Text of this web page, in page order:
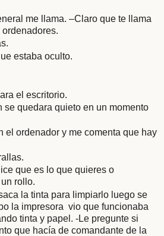
me llama. –Claro que te llama
estaba oculto.
el escritorio.
se quedara quieto en un momento
el ordenador y me comenta que hay
que es lo que quieres o
rollo.
la tinta para limpiarlo luego se
la impresora vio que funcionaba
tinta y papel. -Le pregunte si
que hacía de comandante de la